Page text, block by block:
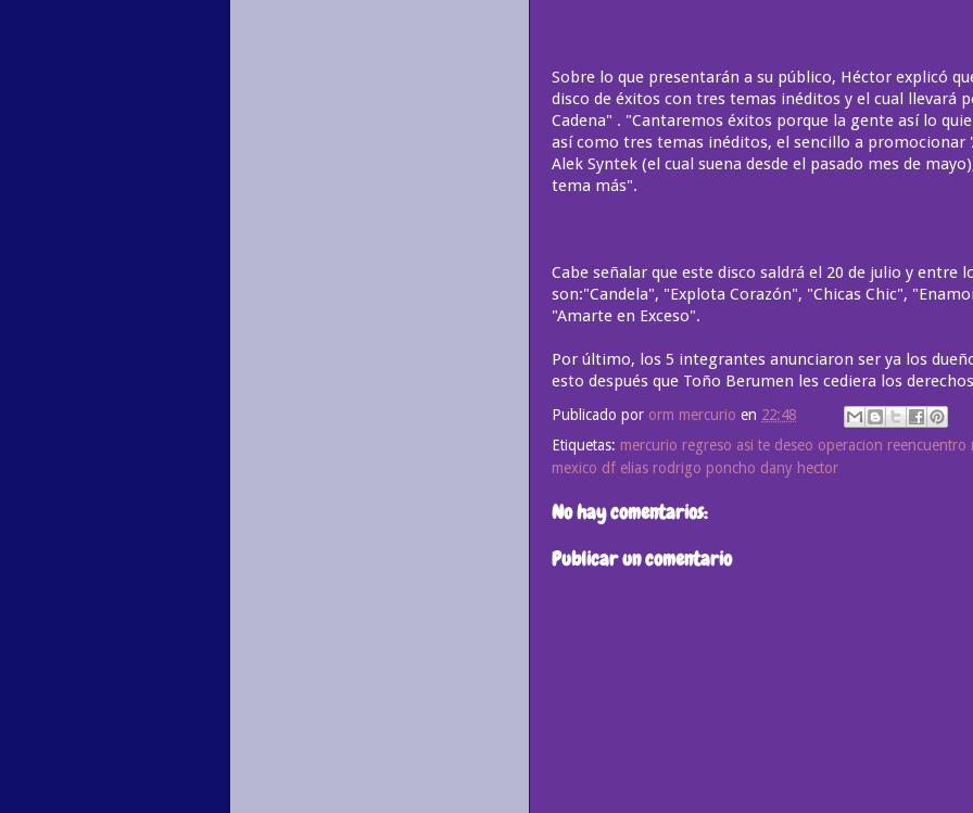
Sobre lo que presentarán a su público, Héctor explicó
disco de éxitos con tres temas inéditos y el cual llevará
Cadena" . "Cantaremos éxitos porque la gente así lo
así como tres temas inéditos, el sencillo a promocionar
Alek Syntek (el cual suena desde el pasado mes de
tema más".
Cabe señalar que este disco saldrá el 20 de julio y entre
son:"Candela", "Explota Corazón", "Chicas Chic",
"Amarte en Exceso".
Por último, los 5 integrantes anunciaron ser ya los
esto después que Toño Berumen les cediera los
Publicado por orm mercurio en 22:48
Etiquetas: mercurio regreso asi te deseo operacion reencuentro
mexico df elias rodrigo poncho dany hector
No hay comentarios:
Publicar un comentario